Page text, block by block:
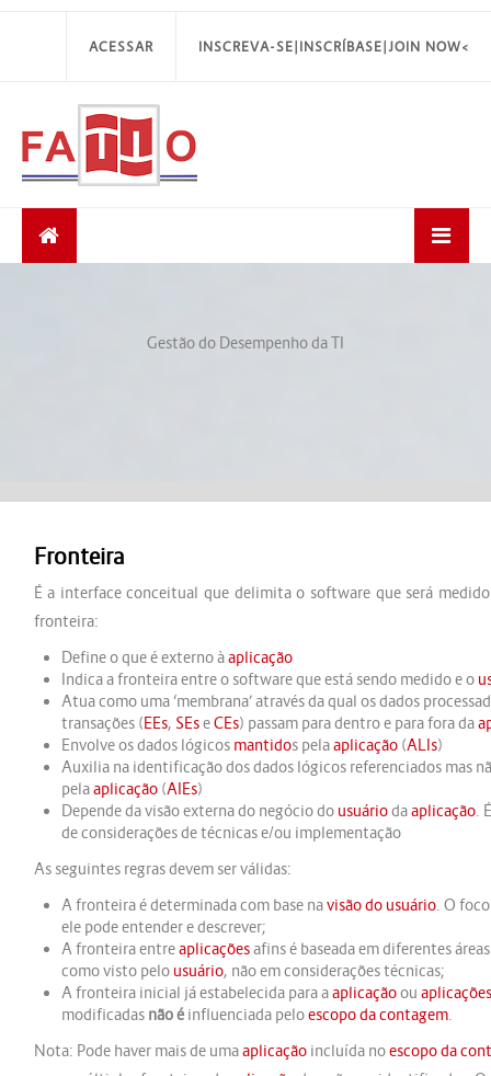
INSCREVA-SE|INSCRÍBASE|JOIN NOW<
ACESSAR
Gestão do Desempenho da TI
Fronteira
É a interface conceitual que delimita o software que será
fronteira:
Define o que é externo àaplicação
Indica a fronteira entre o software que está sendo medido e o
Atua como uma ‘membrana’ através da qual os dados
transações (EEs, SEseCEs) passam para dentro e para fora da
Envolve os dados lógicos mantidos pelaaplicação(ALIs)
Auxilia na identificação dos dados lógicos referenciados mas
pelaaplicação(AIEs)
Depende da visão externa do negócio do usuáriodaaplicação.
de considerações de técnicas e/ou implementação
As seguintes regras devem ser válidas:
A fronteira é determinada com base navisão do usuário. O
ele pode entender e descrever;
A fronteira entreaplicaçõesafins é baseada em diferentes
como visto pelo usuário, não em considerações técnicas;
A fronteira inicial já estabelecida para aaplicaçãoou aplicações
modificadas não éinfluenciada peloescopo da contagem.
Nota: Pode haver mais de umaaplicaçãoincluída noescopo da